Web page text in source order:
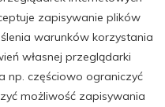
zapisywanie plików
warunków korzystania
własnej przeglądarki
np. częściowo ograniczyć
możliwość zapisywania